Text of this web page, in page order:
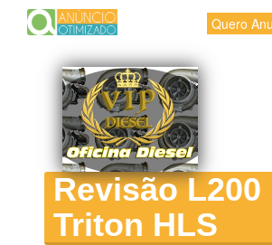
Quero
Revisão L200
Triton HLS